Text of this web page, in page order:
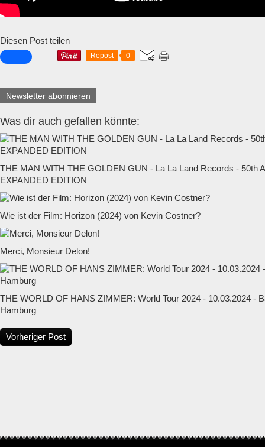
Diesen Post teilen
Repost 0
Newsletter abonnieren
Was dir auch gefallen könnte:
THE MAN WITH THE GOLDEN GUN - La La Land Records - 50th
EXPANDED EDITION
Wie ist der Film: Horizon (2024) von Kevin Costner?
Merci, Monsieur Delon!
THE WORLD OF HANS ZIMMER: World Tour 2024 - 10.03.2024 -
Hamburg
Vorheriger Post